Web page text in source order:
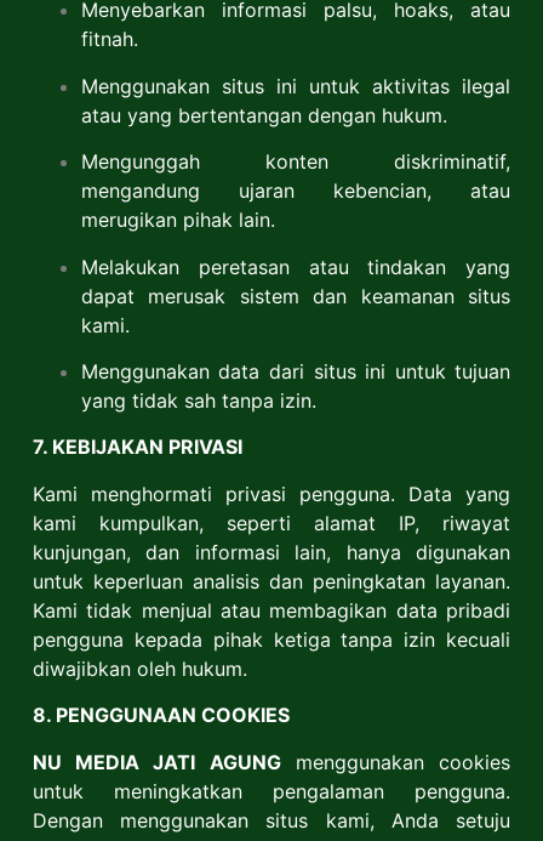
Menyebarkan informasi palsu, hoaks, atau
fitnah.
Menggunakan situs ini untuk aktivitas ilegal
atau yang bertentangan dengan hukum.
Mengunggah konten diskriminatif,
mengandung ujaran kebencian, atau
merugikan pihak lain.
Melakukan peretasan atau tindakan yang
dapat merusak sistem dan keamanan situs
kami.
Menggunakan data dari situs ini untuk tujuan
yang tidak sah tanpa izin.
7. KEBIJAKAN PRIVASI
Kami menghormati privasi pengguna. Data yang
kami kumpulkan, seperti alamat IP, riwayat
kunjungan, dan informasi lain, hanya digunakan
untuk keperluan analisis dan peningkatan layanan.
Kami tidak menjual atau membagikan data pribadi
pengguna kepada pihak ketiga tanpa izin kecuali
diwajibkan oleh hukum.
8. PENGGUNAAN COOKIES
NU MEDIA JATI AGUNGmenggunakan cookies
untuk meningkatkan pengalaman pengguna.
Dengan menggunakan situs kami, Anda setuju